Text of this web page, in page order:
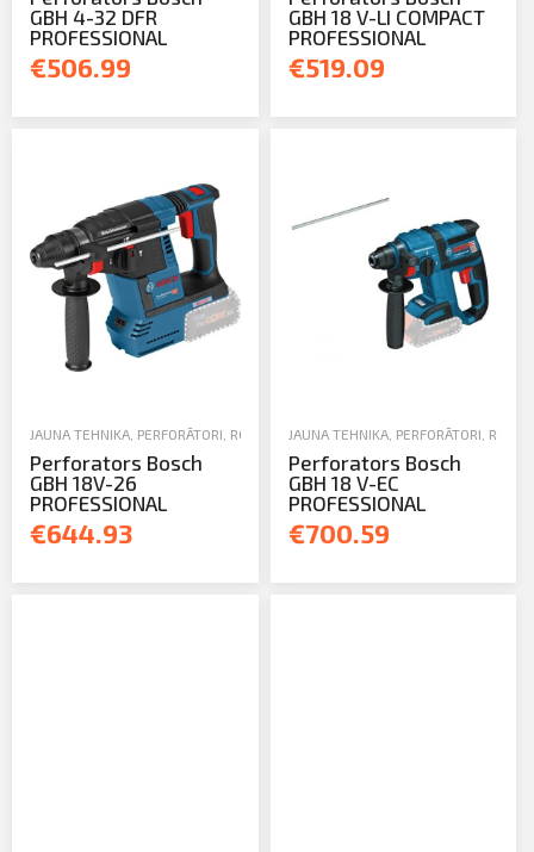
info@arsenalrent.com
+37120001669
GBH 4-32 DFR
PROFESSIONAL
€506.99
GBH 18 V-LI COMPACT
PROFESSIONAL
€519.09
JAUNA TEHNIKA PERFORĀTORI ROKAS UN ELEKTROINSTRUMENTI
Perforators Bosch
GBH 18V-26
PROFESSIONAL
€644.93
JAUNA TEHNIKA, PERFORĀTORI
Perforators Bosch
GBH 18 V-EC
PROFESSIONAL
€700.59